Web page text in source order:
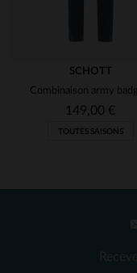
SCHOTT
149,00 €
TOUTES SAISONS